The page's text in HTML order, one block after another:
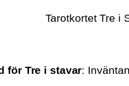
Tarotkortet Tre i
för Tre i stavar: